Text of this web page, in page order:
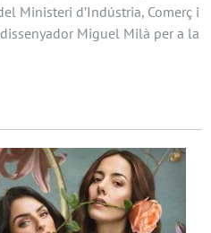
Ministeri d’Indústria, Comerç i
Miguel Milà per a la